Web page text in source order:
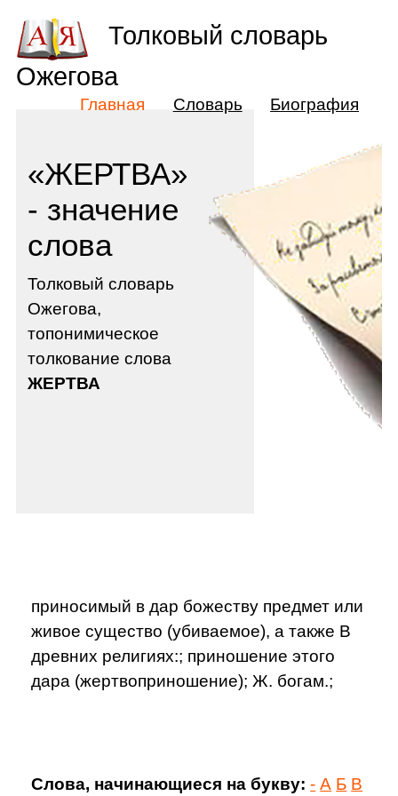
«ЖЕРТВА»
- значение
слова
Толковый словарь
Ожегова,
топонимическое
толкование слова
ЖЕРТВА
приносимый в дар божеству предмет или
живое существо (убиваемое), а также В
древних религиях:; приношение этого
дара (жертвоприношение); Ж. богам.;
Слова, начинающиеся на букву: - А Б В
Толковый словарь
Ожегова
Главная Словарь Биография